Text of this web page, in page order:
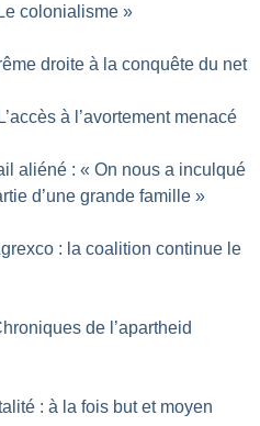
Le colonialisme »
droite à la conquête du net
à l’avortement menacé
aliéné : « On nous a inculqué
d’une grande famille »
: la coalition continue le
de l’apartheid
: à la fois but et moyen